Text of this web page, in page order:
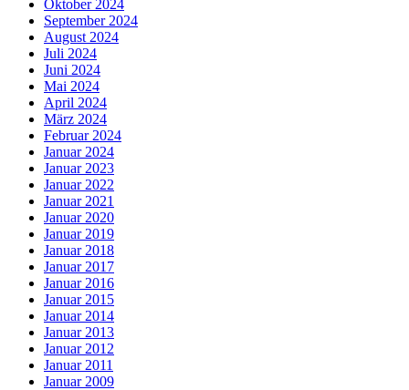
Oktober 2024
September 2024
August 2024
Juli 2024
Juni 2024
Mai 2024
April 2024
März 2024
Februar 2024
Januar 2024
Januar 2023
Januar 2022
Januar 2021
Januar 2020
Januar 2019
Januar 2018
Januar 2017
Januar 2016
Januar 2015
Januar 2014
Januar 2013
Januar 2012
Januar 2011
Januar 2009